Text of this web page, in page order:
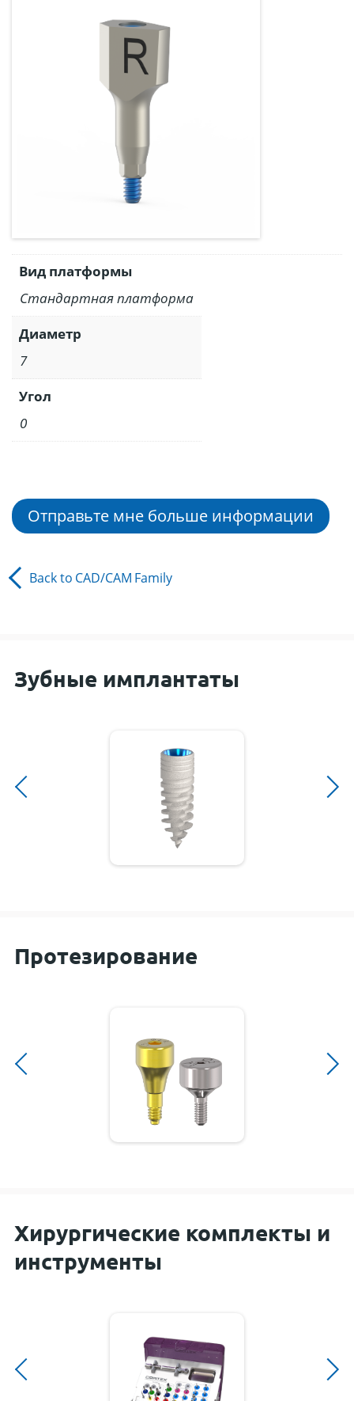
Вид платформы
Стандартная платформа
Диаметр
7
Угол
0
Отправьте мне больше информации
Back to CAD/CAM Family
Зубные имплантаты
Протезирование
Хирургические комплекты и
инструменты